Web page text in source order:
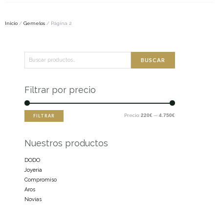
Inicio / Gemelos / Página 2
por:
BUSCAR
Filtrar por precio
FILTRAR Precio: 220€ — 4.750€
Nuestros productos
DODO
Joyeria
Compromiso
Aros
Novias